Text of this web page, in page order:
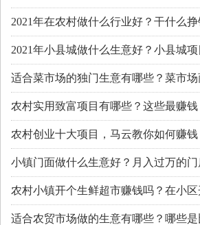
2021年在农村做什么行业好？干什么挣
2021年小县城做什么生意好？小县城
适合菜市场的独门生意有哪些？菜市
农村实用致富项目有哪些？这些最赚钱
农村创业十大项目，马云教你如何赚钱
小镇门面做什么生意好？月入过万的门
农村小镇开个生鲜超市赚钱吗？在小区
适合农贸市场做的生意有哪些？哪些是